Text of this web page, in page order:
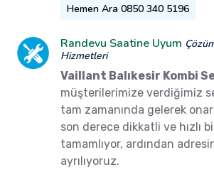
Hemen Ara 0850 340 5196
Randevu Saatine Uyum
Hizmetleri
Vaillant Balıkesir Kombi
müşterilerimize verdiğimiz
tam zamanında gelerek
son derece dikkatli ve hızlı
tamamlıyor, ardından
ayrılıyoruz.